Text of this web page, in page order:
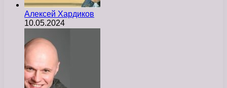
Алексей Хардиков
10.05.2024